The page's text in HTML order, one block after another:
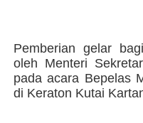
Pemberian gelar
oleh Menteri
pada acara Bepelas
di Keraton Kutai